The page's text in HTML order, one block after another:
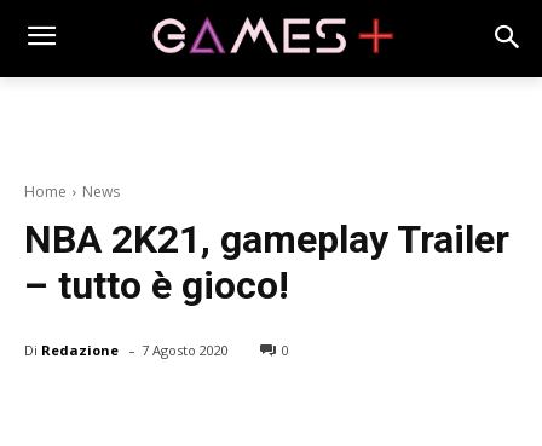
Home News
NBA 2K21, gameplay Trailer
– tutto è gioco!
Di Redazione - 7 Agosto 2020 0